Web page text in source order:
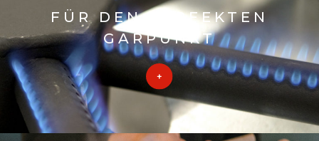
FÜR DEN PERFEKTEN
GARPUNKT